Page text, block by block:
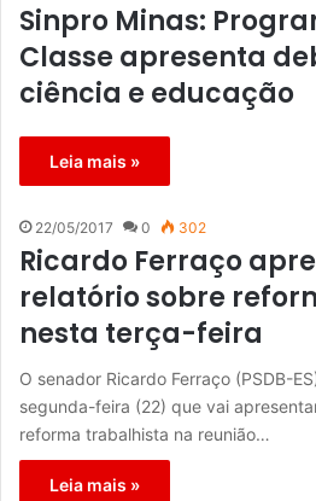
Sinpro Minas:
Classe apresenta
ciência e educação
Leia mais »
22/05/2017 0 302
Ricardo Ferraço
relatório sobre
nesta terça-feira
O senador Ricardo Ferraço (PSDB-
segunda-feira (22) que vai
reforma trabalhista na reunião…
Leia mais »